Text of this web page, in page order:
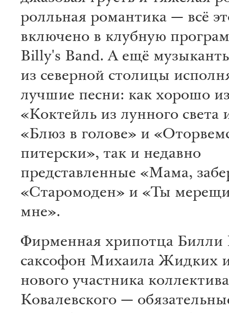
ролльная романтика — всё
включено в клубную
Billy's Band. А ещё
из северной столицы
лучшие песни: как хорошо
«Коктейль из лунного света
«Блюз в голове» и
питерски», так и недавно
представленные «Мама,
«Старомоден» и «Ты
мне».
Фирменная хрипотца Билли
саксофон Михаила Жидких и
нового участника
Ковалевского —